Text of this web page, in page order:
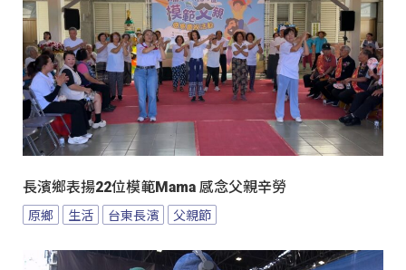
長濱鄉表揚22位模範Mama 感念父親辛勞
原鄉 生活 台東長濱 父親節